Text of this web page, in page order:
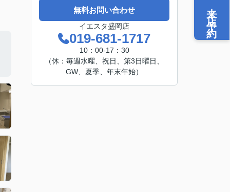
無料お問い合わせ
イエスタ盛岡店
019-681-1717
10：00-17：30
（休：毎週水曜、祝日、第3日曜日、
GW、夏季、年末年始）
来店予約